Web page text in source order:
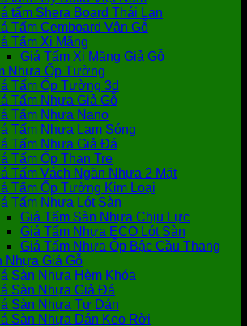
tấm Shera Board Thái Lan
Tấm Cemboard Vân Gỗ
Tấm Xi Măng
Giá Tấm Xi Măng Giả Gỗ
Nhựa Ốp Tường
Tấm Ốp Tường 3d
Tấm Nhựa Giả Gỗ
Tấm Nhựa Nano
Tấm Nhựa Lam Sóng
Tấm Nhựa Giả Đá
Tấm Ốp Than Tre
Tấm Vách Ngăn Nhựa 2 Mặt
Tấm Ốp Tường Kim Loại
Tấm Nhựa Lót Sàn
Giá Tấm Sàn Nhựa Chịu Lực
Giá Tấm Nhựa ECO Lót Sàn
Giá Tấm Nhựa Ốp Bậc Cầu Thang
Nhựa Giả Gỗ
Sàn Nhựa Hèm Khóa
Sàn Nhựa Giả Đá
Sàn Nhựa Tự Dán
Sàn Nhựa Dán Keo Rời